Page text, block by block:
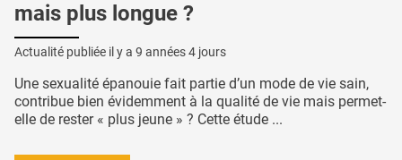
mais plus longue ?
Actualité publiée il y a 9 années 4 jours
Une sexualité épanouie fait partie d’un mode de vie sain,
contribue bien évidemment à la qualité de vie mais permet-
elle de rester « plus jeune » ? Cette étude ...